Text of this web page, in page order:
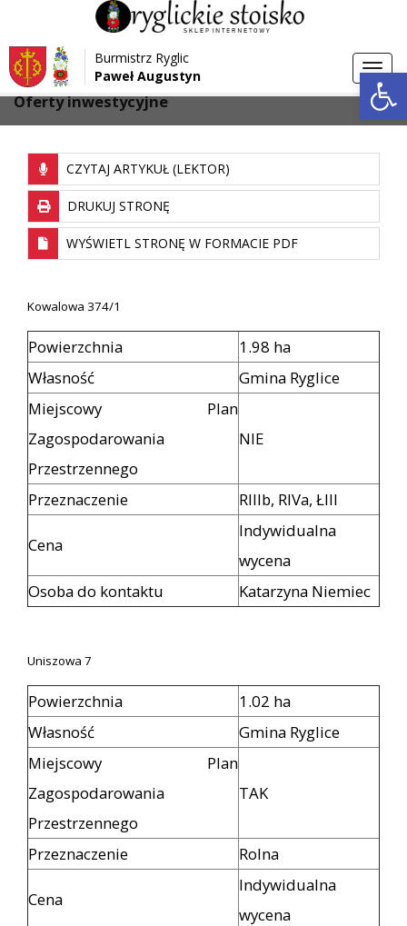
Przejdź do menu
Przejdź do głównej treści strony
Przejdź do stopki strony
Burmistrz Ryglic
Paweł Augustyn
Strona główna > Inwestycje
Oferty inwestycyjne
CZYTAJ ARTYKUŁ (LEKTOR)
DRUKUJ STRONĘ
WYŚWIETL STRONĘ W FORMACIE PDF
Kowalowa 374/1
Powierzchnia
1.98 ha
Własność
Gmina Ryglice
Miejscowy Plan
Zagospodarowania
Przestrzennego
NIE
Przeznaczenie RIIIb, RIVa, ŁIII
Cena
Indywidualna
wycena
Osoba do kontaktu
Katarzyna Niemiec
Uniszowa 7
Powierzchnia
1.02 ha
Własność
Gmina Ryglice
Miejscowy Plan
Zagospodarowania
Przestrzennego
TAK
Przeznaczenie Rolna
Cena
Indywidualna
wycena